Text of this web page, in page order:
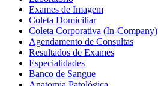
Exames de Imagem
Coleta Domiciliar
Coleta Corporativa (In-Company)
Agendamento de Consultas
Resultados de Exames
Especialidades
Banco de Sangue